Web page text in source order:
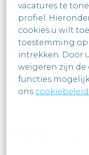
vacatures te
profiel.
cookies u wilt
toestemming
intrekken. Door
weigeren zijn de
functies
ons